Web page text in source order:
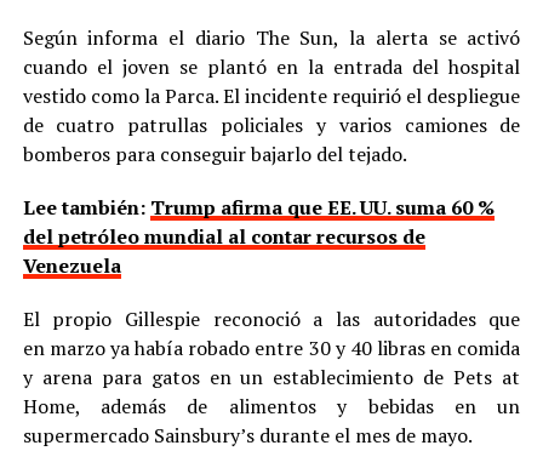
Según informa el diario The Sun, la alerta se activó
cuando el joven se plantó en la entrada del hospital
vestido como la Parca. El incidente requirió el despliegue
de cuatro patrullas policiales y varios camiones de
bomberos para conseguir bajarlo del tejado.
Lee también: Trump afirma que EE. UU. suma 60 %
del petróleo mundial al contar recursos de
Venezuela
El propio Gillespie reconoció a las autoridades que
en marzo ya había robado entre 30 y 40 libras en comida
y arena para gatos en un establecimiento de Pets at
Home, además de alimentos y bebidas en un
supermercado Sainsbury’s durante el mes de mayo.